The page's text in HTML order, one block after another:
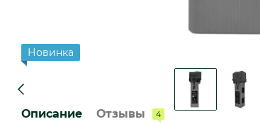
Новинка
Описание Отзывы 4